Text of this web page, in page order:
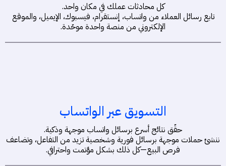
كل محادثات عملك في مكان واحد.
تابع رسائل العملاء من واتساب، إنستقرام، فيسبوك، الإيميل، والموقع
الإلكتروني من منصة واحدة موحّدة.
التسويق عبر الواتساب
حقّق نتائج أسرع برسائل واتساب موجهة وذكية.
ننشئ حملات موجهة برسائل فورية وشخصية تزيد من التفاعل، وتضاعف
فرص البيع—كل ذلك بشكل مؤتمت واحترافي.